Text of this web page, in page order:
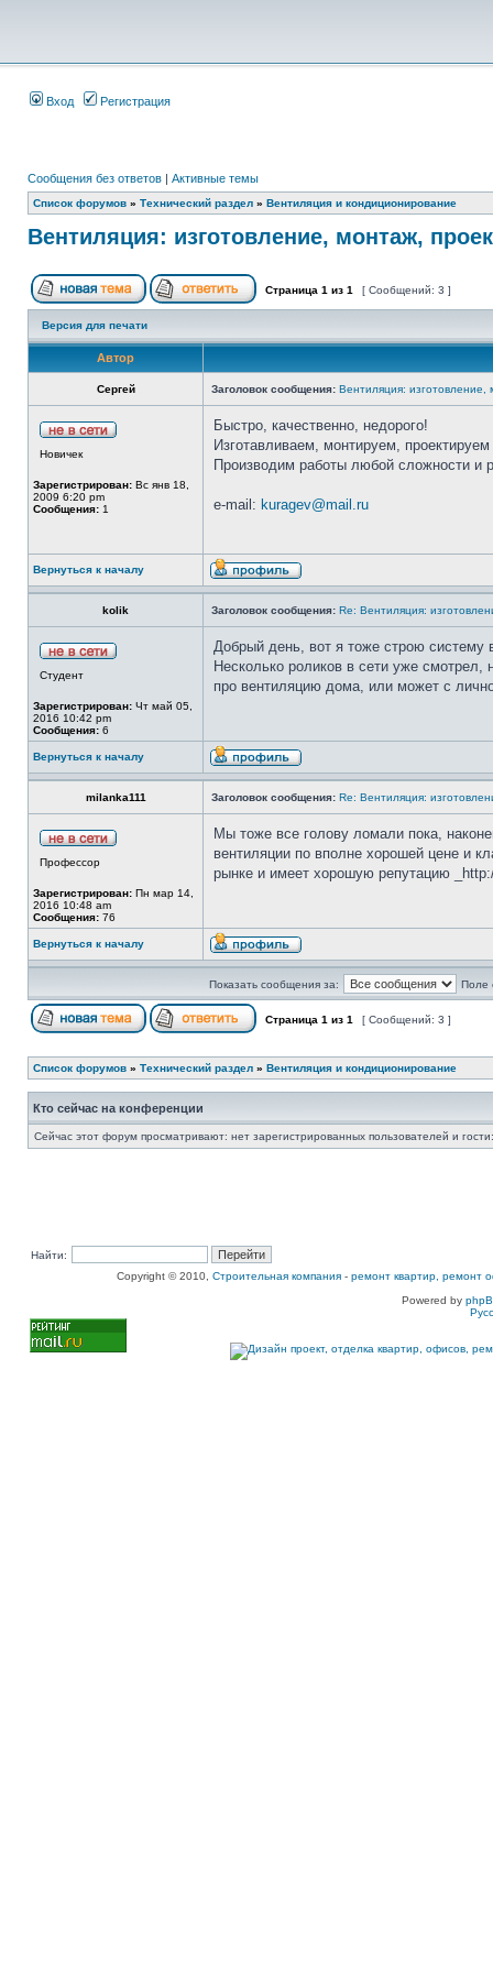
Вход Регистрация
Сообщения без ответов | Активные темы
Список форумов » Технический раздел » Вентиляция и кондиционирование
Вентиляция: изготовление, монтаж,
Страница 1 из 1 [ Сообщений: 3 ]
Версия для печати
Автор
Сергей Заголовок сообщения: Вентиляция: изготовление,
Новичек
Зарегистрирован: Вс янв 18,
2009 6:20 pm
Сообщения: 1
Быстро, качественно, недорого!
Изготавливаем, монтируем,
Производим работы любой сложности и
e-mail: kuragev@mail.ru
Вернуться к началу
kolik Заголовок сообщения: Re: Вентиляция:
Студент
Зарегистрирован: Чт май 05,
2016 10:42 pm
Сообщения: 6
Добрый день, вот я тоже строю систему
Несколько роликов в сети уже
про вентиляцию дома, или может с
Вернуться к началу
milanka111 Заголовок сообщения: Re: Вентиляция:
Профессор
Зарегистрирован: Пн мар 14,
2016 10:48 am
Сообщения: 76
Мы тоже все голову ломали пока,
вентиляции по вполне хорошей цене и
рынке и имеет хорошую репутацию
Вернуться к началу
Показать сообщения за: Поле
Страница 1 из 1 [ Сообщений: 3 ]
Список форумов » Технический раздел » Вентиляция и кондиционирование
Кто сейчас на конференции
Сейчас этот форум просматривают: нет зарегистрированных пользователей и
Найти:
Copyright © 2010, Строительная компания - ремонт квартир, ремонт
Powered by